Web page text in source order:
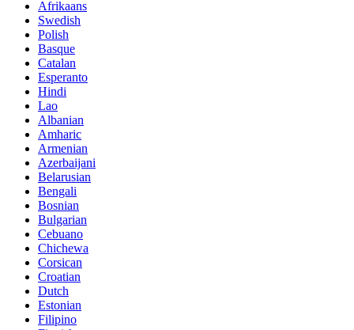
Afrikaans
Swedish
Polish
Basque
Catalan
Esperanto
Hindi
Lao
Albanian
Amharic
Armenian
Azerbaijani
Belarusian
Bengali
Bosnian
Bulgarian
Cebuano
Chichewa
Corsican
Croatian
Dutch
Estonian
Filipino